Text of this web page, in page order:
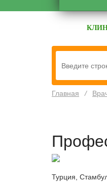
Главная /
Турция,